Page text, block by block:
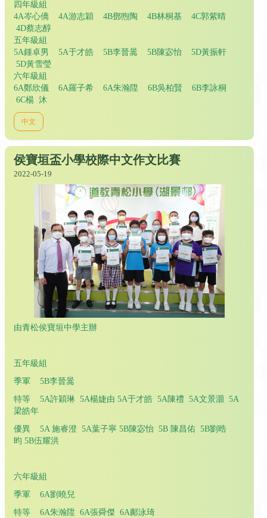
四年級組
4A岑心僑 4A游志穎 4B鄧煦陶 4B林桐基 4C郭紫晴
4D蔡志醇
五年級組
5A鍾卓男 5A于才皓 5B李晉暠 5B陳宓怡 5D黃振軒
5D黃雪瑩
六年級組
6A鄭欣儀 6A羅子希 6A朱瀚陞 6B吳柏賢 6B李詠桐
6C楊 沐
中文
侯寶垣盃小學校際中文作文比賽
2022-05-19
由青松侯寶垣中學主辦
五年級組
季軍 5B李晉暠
特等 5A許穎琳 5A楊婕由 5A于才皓 5A陳禮 5A文景灝 5A
梁皓年
優異 5A 施睿澄 5A葉子寧 5B陳宓怡 5B 陳昌佑 5B劉晧
昀 5B伍耀洪
六年級組
季軍 6A劉曉兒
特等 6A朱瀚陞 6A張舜傑 6A鄺泳琦